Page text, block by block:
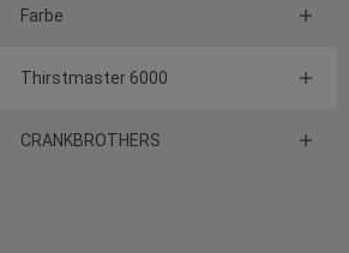
Farbe
Thirstmaster 6000
CRANKBROTHERS